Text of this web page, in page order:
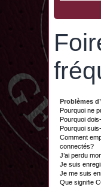
Problèmes
Pourquoi ne
Pourquoi
Pourquoi
Comment
connectés?
J’ai perdu
Je suis
Je me suis
Que signifie